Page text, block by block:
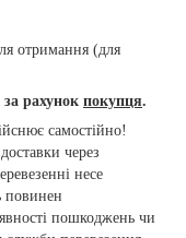
отримання (для
за рахунок покупця.
самостійно!
через
несе
повинен
пошкоджень чи